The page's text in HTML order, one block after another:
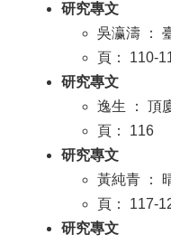
研究專文
吳瀛濤 ：
頁： 110-
研究專文
逸生 ： 頂
頁： 116
研究專文
黃純青 ：
頁： 117-
研究專文